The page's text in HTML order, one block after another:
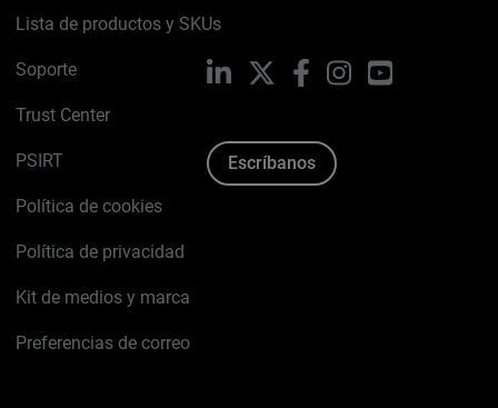
Lista de productos y SKUs
Soporte
Trust Center
PSIRT
Política de cookies
Política de privacidad
Kit de medios y marca
Preferencias de correo
LinkedIn FacebookInstagramYouTube
Escríbanos